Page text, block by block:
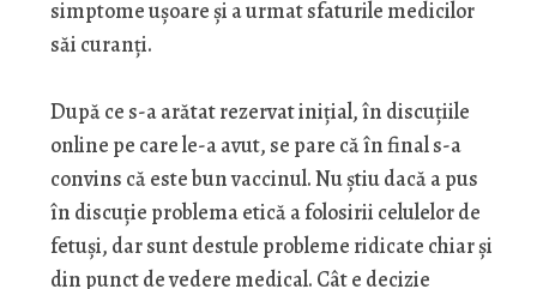
simptome ușoare și a urmat sfaturile medicilor
săi curanți.
După ce s-a arătat rezervat inițial, în discuțiile
online pe care le-a avut, se pare că în final s-a
convins că este bun vaccinul. Nu știu dacă a pus
în discuție problema etică a folosirii celulelor de
fetuși, dar sunt destule probleme ridicate chiar și
din punct de vedere medical. Cât e decizie